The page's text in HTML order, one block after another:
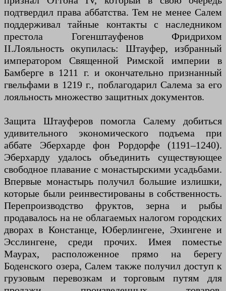
подтвердил права аббатства. Тем не менее Салем
поддерживал тайные контакты с наследником
престола Гогенштауфенов Фридрихом
II.Лояльность окупилась: Штауфер, избранный
императором Священной Римской империи в
Бамберге в 1211 г. и окончательно признанный
гвельфами в 1219 г., поблагодарил Салема за его
лояльность множество защитных документов.
Защита Штауферов помогла Салему добиться
удивительного экономического подъема при
аббате Эберхарде фон Рордорфе (1191–1240).
Эберхарду удалось объединить существующее
свободное плавание с монастырскими усадьбами.
Впервые монастырь получил большие излишки,
которые были реинвестированы в собственность.
Перепроизводство фруктов, зерна и рыбы
продавалось на не облагаемых налогом городских
дворах в Констанце, Юберлингене, Эхингене и
Эсслингене, среди прочих. Имея поместье
Маурах, расположенное прямо на берегу
Боденского озера, Салем также получил доступ к
грузовым перевозкам и торговым путям для